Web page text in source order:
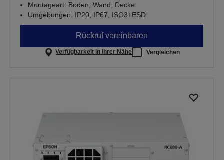
Montageart: Boden, Wand, Decke
Umgebungen: IP20, IP67, ISO3+ESD
Rückruf vereinbaren
Verfügbarkeit in Ihrer Nähe Vergleichen